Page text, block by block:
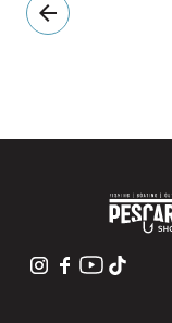
arrow_back